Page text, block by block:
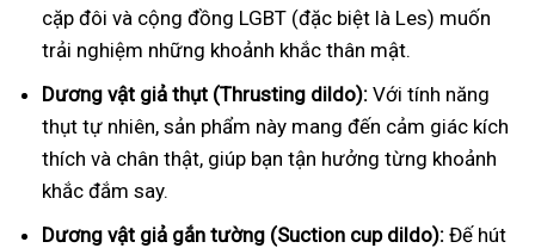
cặp đôi và cộng đồng LGBT (đặc biệt là Les) muốn
trải nghiệm những khoảnh khắc thân mật.
Dương vật giả thụt (Thrusting dildo): Với tính năng
thụt tự nhiên, sản phẩm này mang đến cảm giác kích
thích và chân thật, giúp bạn tận hưởng từng khoảnh
khắc đắm say.
Dương vật giả gắn tường (Suction cup dildo): Đế hút